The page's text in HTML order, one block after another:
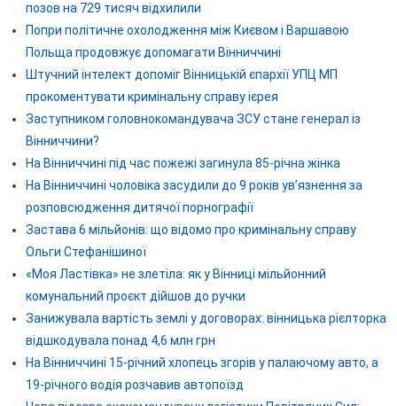
позов на 729 тисяч відхилили
Попри політичне охолодження між Києвом і Варшавою
Польща продовжує допомагати Вінниччині
Штучний інтелект допоміг Вінницькій єпархії УПЦ МП
прокоментувати кримінальну справу ієрея
Заступником головнокомандувача ЗСУ стане генерал із
Вінниччини?
На Вінниччині під час пожежі загинула 85-річна жінка
На Вінниччині чоловіка засудили до 9 років ув’язнення за
розповсюдження дитячої порнографії
Застава 6 мільйонів: що відомо про кримінальну справу
Ольги Стефанішиної
«Моя Ластівка» не злетіла: як у Вінниці мільйонний
комунальний проєкт дійшов до ручки
Занижувала вартість землі у договорах: вінницька рієлторка
відшкодувала понад 4,6 млн грн
На Вінниччині 15-річний хлопець згорів у палаючому авто, а
19-річного водія розчавив автопоїзд